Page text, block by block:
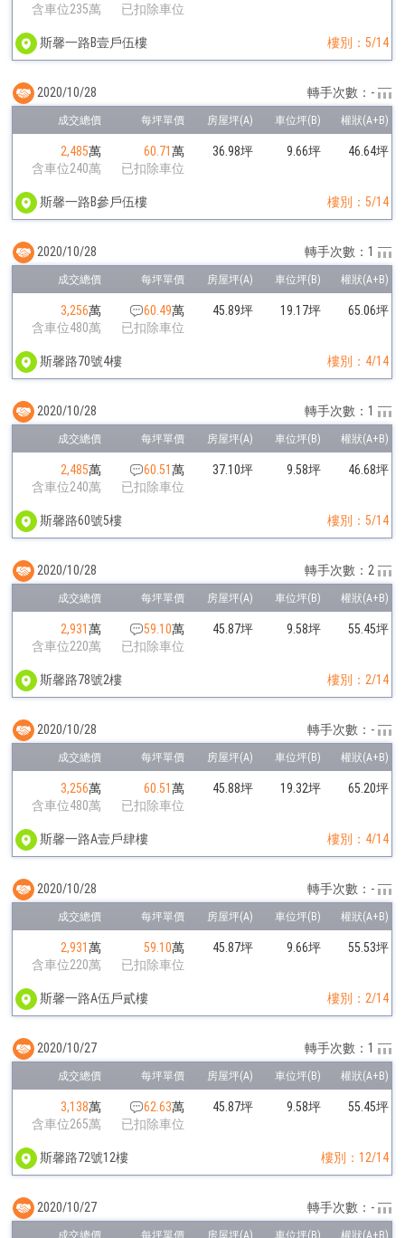
含車位235萬
已扣除車位
斯馨一路B壹戶伍樓 樓別：5/14
2,485萬
含車位240萬
60.71萬
已扣除車位
36.98坪 9.66坪 46.64坪
斯馨一路B參戶伍樓 樓別：5/14
2020/10/28 轉手次數：-
3,256萬
含車位480萬
60.49萬
已扣除車位
45.89坪 19.17坪 65.06坪
斯馨路70號4樓 樓別：4/14
2020/10/28 轉手次數：1
2,485萬
含車位240萬
60.51萬
已扣除車位
37.10坪 9.58坪 46.68坪
斯馨路60號5樓 樓別：5/14
2020/10/28 轉手次數：1
2,931萬
含車位220萬
59.10萬
已扣除車位
45.87坪 9.58坪 55.45坪
斯馨路78號2樓 樓別：2/14
2020/10/28 轉手次數：2
3,256萬
含車位480萬
60.51萬
已扣除車位
45.88坪 19.32坪 65.20坪
斯馨一路A壹戶肆樓 樓別：4/14
2020/10/28 轉手次數：-
2,931萬
含車位220萬
59.10萬
已扣除車位
45.87坪 9.66坪 55.53坪
斯馨一路A伍戶貳樓 樓別：2/14
2020/10/28 轉手次數：-
3,138萬
含車位265萬
62.63萬
已扣除車位
45.87坪 9.58坪 55.45坪
斯馨路72號12樓 樓別：12/14
2020/10/27 轉手次數：1
2020/10/27 轉手次數：-